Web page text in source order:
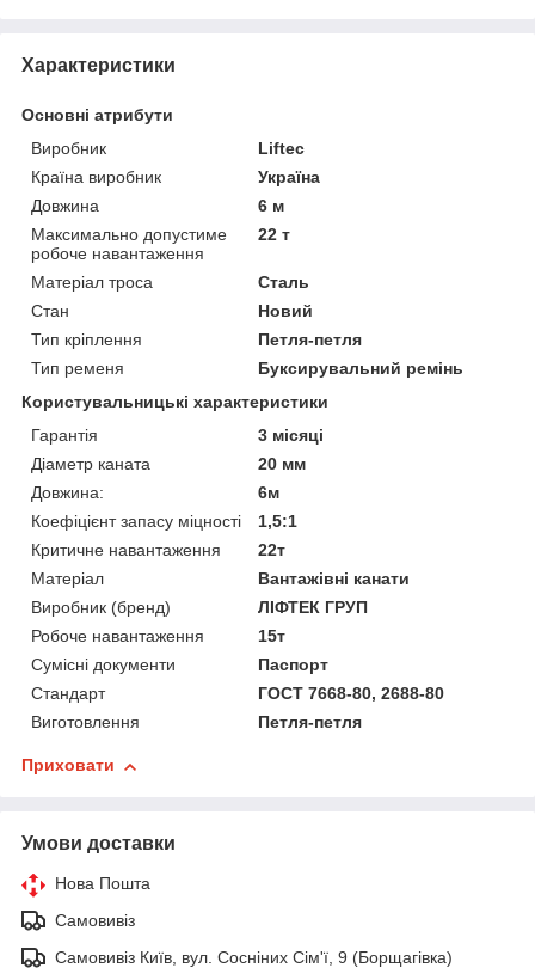
Характеристики
Основні атрибути
Виробник
Liftec
Країна виробник
Україна
Довжина
6 м
Максимально допустиме
робоче навантаження
22 т
Матеріал троса
Сталь
Стан
Новий
Тип кріплення
Петля-петля
Тип ременя
Буксирувальний ремінь
Користувальницькі характеристики
Гарантія
3 місяці
Діаметр каната
20 мм
Довжина:
6м
Коефіцієнт запасу міцності
1,5:1
Критичне навантаження
22т
Матеріал
Вантажівні канати
Виробник (бренд)
ЛІФТЕК ГРУП
Робоче навантаження
15т
Сумісні документи
Паспорт
Стандарт
ГОСТ 7668-80, 2688-80
Виготовлення
Петля-петля
Приховати
Умови доставки
Нова Пошта
Самовивіз
Самовивіз Київ, вул. Сосніних Сім'ї, 9 (Борщагівка)